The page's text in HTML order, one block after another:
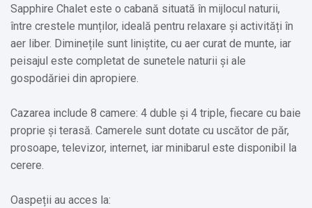
Sapphire Chalet este o cabană situată în mijlocul naturii,
între crestele munților, ideală pentru relaxare și activități în
aer liber. Diminețile sunt liniștite, cu aer curat de munte, iar
peisajul este completat de sunetele naturii și ale
gospodăriei din apropiere.
Cazarea include 8 camere: 4 duble și 4 triple, fiecare cu baie
proprie și terasă. Camerele sunt dotate cu uscător de păr,
prosoape, televizor, internet, iar minibarul este disponibil la
cerere.
Oaspeții au acces la: